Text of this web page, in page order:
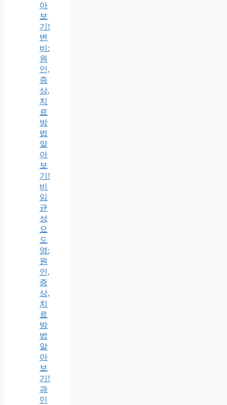
아
보
기!
변
비:
원
인,
증
상,
치
료
방
법
알
아
보
기!
비
임
균
성
요
도
염:
원
인,
증
상,
치
료
방
법
알
아
보
기!
과
민